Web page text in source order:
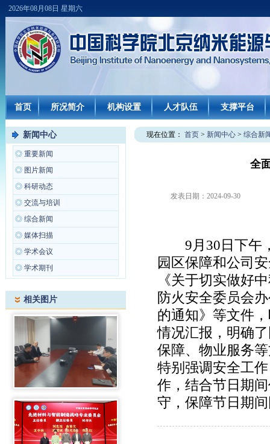
2026年08月08日 星期六
首页 所况简介 机构设置 人才队伍 支撑平台
新闻中心
◎ 重要新闻
◎ 图片新闻
◎ 科研动态
◎ 交流与培训
◎ 综合新闻
◎ 媒体扫描
◎ 学术会议
◎ 学术期刊
相关图片
现在位置： 首页> 新闻中心> 综合新
全
发表日期： 2024-09-30
9月30日下午，
园区保障和公司
《关于切实做好
防火安全委员会
的通知》等文件
情况汇报，明确
保障、物业服务
特别强调安全工
作，结合节日期
守，保障节日期